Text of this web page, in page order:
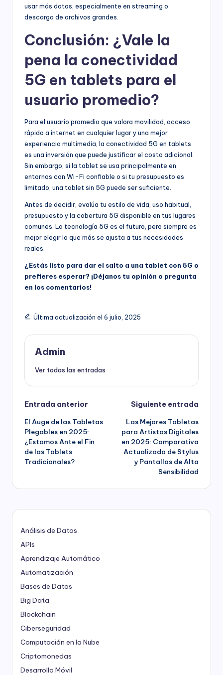
usar más datos, especialmente en streaming o
descarga de archivos grandes.
Conclusión: ¿Vale la
pena la conectividad
5G en tablets para el
usuario promedio?
Para el usuario promedio que valora movilidad, acceso
rápido a internet en cualquier lugar y una mejor
experiencia multimedia, la conectividad 5G en tablets
es una inversión que puede justificar el costo adicional.
Sin embargo, si la tablet se usa principalmente en
entornos con Wi-Fi confiable o si tu presupuesto es
limitado, una tablet sin 5G puede ser suficiente.
Antes de decidir, evalúa tu estilo de vida, uso habitual,
presupuesto y la cobertura 5G disponible en tus lugares
comunes. La tecnología 5G es el futuro, pero siempre es
mejor elegir lo que más se ajusta a tus necesidades
reales.
¿Estás listo para dar el salto a una tablet con 5G o
prefieres esperar? ¡Déjanos tu opinión o pregunta
en los comentarios!
Última actualización el 6 julio, 2025
Admin
Ver todas las entradas
Navegación
de
entradas
Entrada anterior
El Auge de las Tabletas
Plegables en 2025:
¿Estamos Ante el Fin
de las Tablets
Tradicionales?
Siguiente entrada
Las Mejores Tabletas
para Artistas Digitales
en 2025: Comparativa
Actualizada de Stylus
y Pantallas de Alta
Sensibilidad
Análisis de Datos
APIs
Aprendizaje Automático
Automatización
Bases de Datos
Big Data
Blockchain
Ciberseguridad
Computación en la Nube
Criptomonedas
Desarrollo Móvil